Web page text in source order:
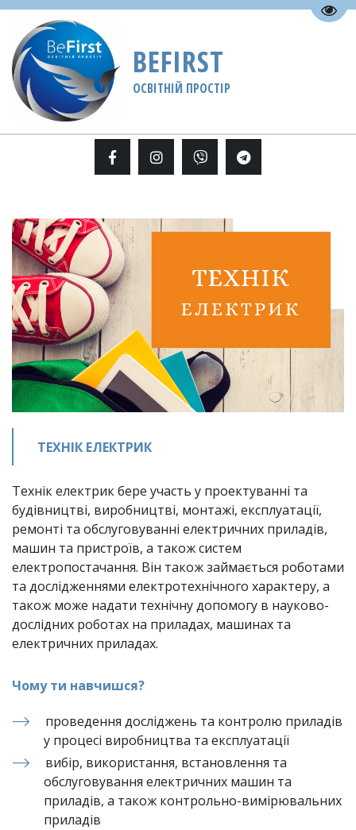
BEFIRST
ОСВІТНІЙ ПРОСТІР
ТЕХНІК ЕЛЕКТРИК
Технік електрик бере участь у проектуванні та
будівництві, виробництві, монтажі, експлуатації,
ремонті та обслуговуванні електричних приладів,
машин та пристроїв, а також систем
електропостачання. Він також займається роботами
та дослідженнями електротехнічного характеру, а
також може надати технічну допомогу в науково-
дослідних роботах на приладах, машинах та
електричних приладах.
Чому ти навчишся?
проведення досліджень та контролю приладів
у процесі виробництва та експлуатації
вибір, використання, встановлення та
обслуговування електричних машин та
приладів, а також контрольно-вимірювальних
приладів